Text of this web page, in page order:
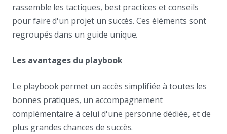
rassemble les tactiques, best practices et conseils
pour faire d'un projet un succès. Ces éléments sont
regroupés dans un guide unique.
Les avantages du playbook
Le playbook permet un accès simplifiée à toutes les
bonnes pratiques, un accompagnement
complémentaire à celui d'une personne dédiée, et de
plus grandes chances de succès.